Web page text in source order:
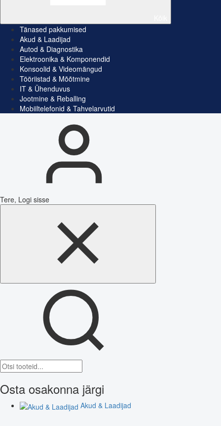
Tänased pakkumised
Akud & Laadijad
Autod & Diagnostika
Elektroonika & Komponendid
Konsoolid & Videomängud
Tööriistad & Mõõtmine
IT & Ühenduvus
Jootmine & Reballing
Mobiiltelefonid & Tahvelarvutid
Tere, Logi sisse
Osta osakonna järgi
Akud & Laadijad